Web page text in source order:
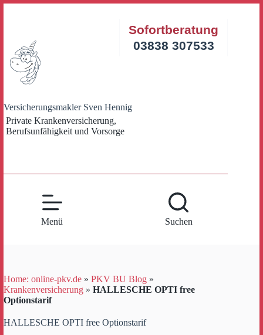
Versicherungsmakler Sven Hennig
Private Krankenversicherung,
Berufsunfähigkeit und Vorsorge
Sofortberatung
03838 307533
Menü Suchen
Home: online-pkv.de » PKV BU Blog »
Krankenversicherung » HALLESCHE OPTI free
Optionstarif
HALLESCHE OPTI free Optionstarif